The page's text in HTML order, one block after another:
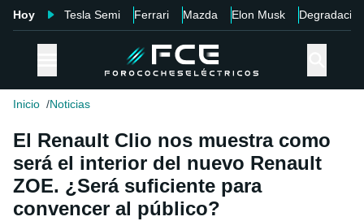
Hoy Tesla Semi Ferrari Mazda Elon Musk Degradación
Inicio Noticias
El Renault Clio nos muestra como
será el interior del nuevo Renault
ZOE. ¿Será suficiente para
convencer al público?